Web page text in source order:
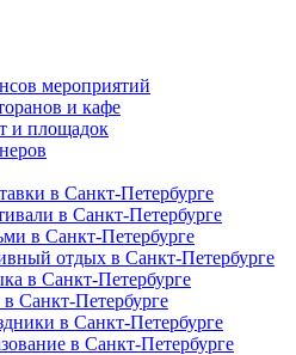
мероприятий
и кафе
и площадок
в Санкт-Петербурге
в Санкт-Петербурге
в Санкт-Петербурге
отдых в Санкт-Петербурге
в Санкт-Петербурге
Санкт-Петербурге
в Санкт-Петербурге
в Санкт-Петербурге